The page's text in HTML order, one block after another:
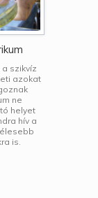
szikvíz
azokat
ne
helyet
hív a
is.